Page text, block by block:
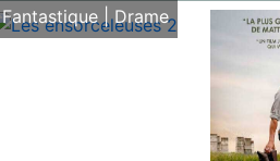
Fantastique |Drame